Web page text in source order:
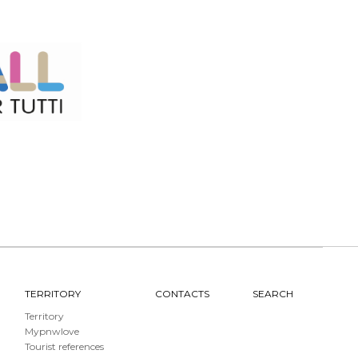
TERRITORY
Territory
Mypnwlove
Tourist references
CONTACTS SEARCH